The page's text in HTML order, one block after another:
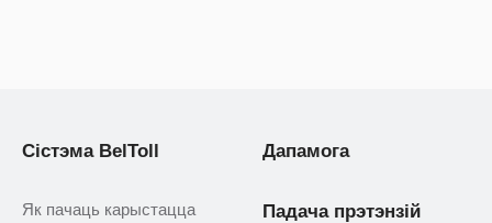
Сістэма BelToll
Як пачаць карыстацца
Дапамога
Падача прэтэнзій